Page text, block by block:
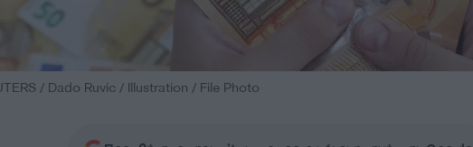
/ Dado Ruvic / Illustration / File Photo